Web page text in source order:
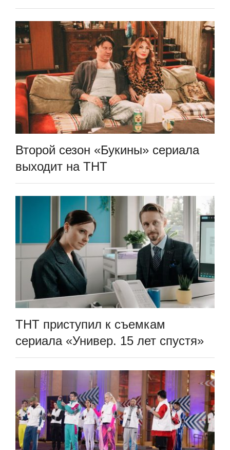
Второй сезон «Букины» сериала
выходит на ТНТ
ТНТ приступил к съемкам
сериала «Универ. 15 лет спустя»